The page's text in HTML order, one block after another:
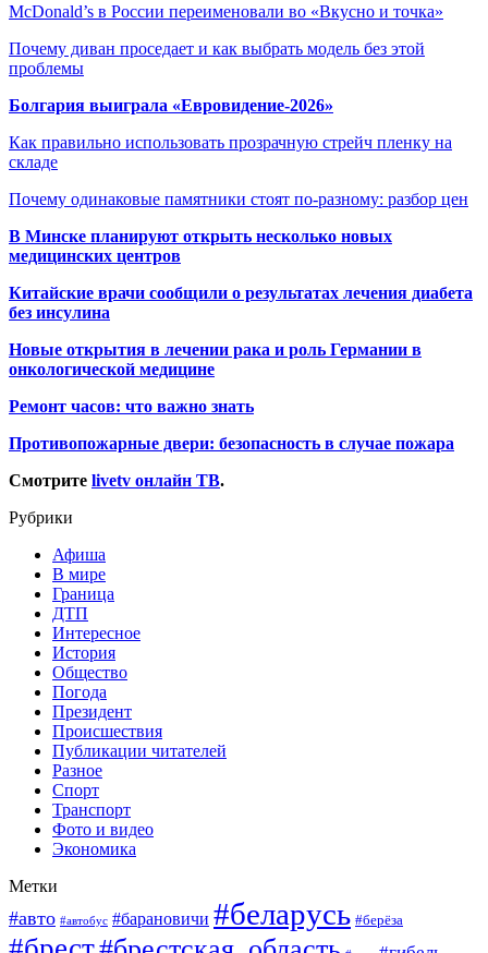
McDonald’s в России переименовали во «Вкусно и точка»
Почему диван проседает и как выбрать модель без этой
проблемы
Болгария выиграла «Евровидение-2026»
Как правильно использовать прозрачную стрейч пленку на
складе
Почему одинаковые памятники стоят по-разному: разбор цен
В Минске планируют открыть несколько новых
медицинских центров
Китайские врачи сообщили о результатах лечения диабета
без инсулина
Новые открытия в лечении рака и роль Германии в
онкологической медицине
Ремонт часов: что важно знать
Противопожарные двери: безопасность в случае пожара
Смотрите livetv онлайн ТВ.
Рубрики
Афиша
В мире
Граница
ДТП
Интересное
История
Общество
Погода
Президент
Происшествия
Публикации читателей
Разное
Спорт
Транспорт
Фото и видео
Экономика
Метки
#авто #автобус #барановичи #беларусь #берёза